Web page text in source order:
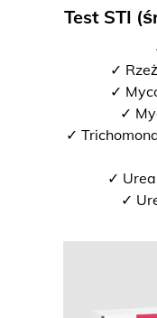
Test STI
✓
✓
✓
✓
✓
✓